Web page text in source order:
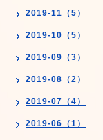
2019-11（5）
2019-10（5）
2019-09（3）
2019-08（2）
2019-07（4）
2019-06（1）